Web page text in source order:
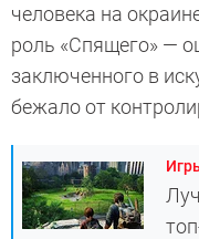
человека на
роль «Спящего» —
заключенного в
бежало от